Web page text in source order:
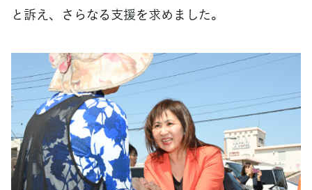
と訴え、さらなる支援を求めました。